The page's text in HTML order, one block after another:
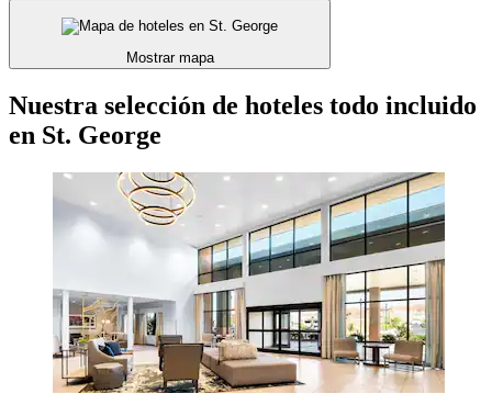
Mostrar mapa
Nuestra selección de hoteles todo incluido
en St. George